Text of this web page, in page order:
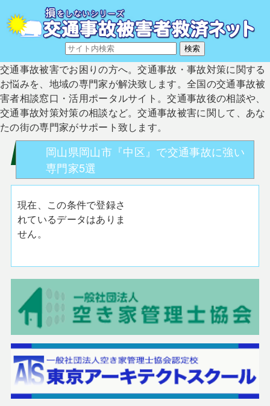
交通事故被害でお困りの方へ。交通事故・事故対策に関する
お悩みを、地域の専門家が解決致します。全国の交通事故被
害者相談窓口・活用ポータルサイト。交通事故後の相談や、
交通事故対策対策の相談など。交通事故被害に関して、あな
たの街の専門家がサポート致します。
岡山県岡山市『中区』で交通事故に強い
専門家5選
現在、この条件で登録さ
れているデータはありま
せん。